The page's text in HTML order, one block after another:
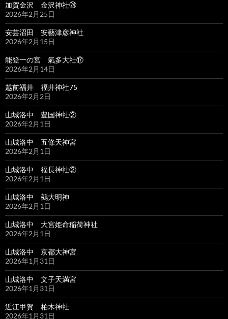
加賀金沢 金沢神社㉔
2026年2月25日
安芸沼田 安藝津彦神社
2026年2月15日
能登一の宮 氣多大社⑰
2026年2月14日
越前福井 福井神社75
2026年2月2日
山城洛中 豊国神社②
2026年2月1日
山城洛中 五條天神宮
2026年2月1日
山城洛中 福長神社②
2026年2月1日
山城洛中 鵺大明神
2026年2月1日
山城洛中 大宮姫命稲荷神社
2026年2月1日
山城洛中 京都大神宮
2026年1月31日
山城洛中 文子天満宮
2026年1月31日
近江甲賀 柏木神社
2026年1月31日